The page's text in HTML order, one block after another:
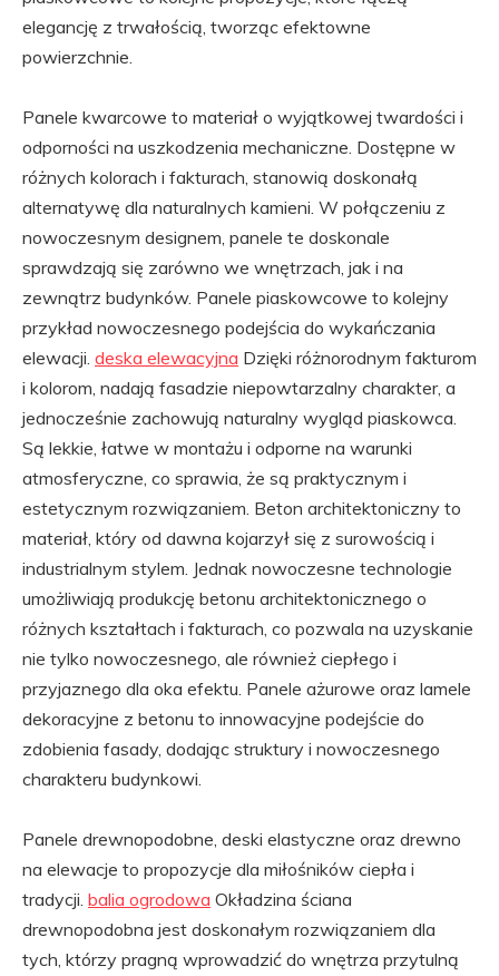
elegancję z trwałością, tworząc efektowne
powierzchnie.
Panele kwarcowe to materiał o wyjątkowej twardości i
odporności na uszkodzenia mechaniczne. Dostępne w
różnych kolorach i fakturach, stanowią doskonałą
alternatywę dla naturalnych kamieni. W połączeniu z
nowoczesnym designem, panele te doskonale
sprawdzają się zarówno we wnętrzach, jak i na
zewnątrz budynków. Panele piaskowcowe to kolejny
przykład nowoczesnego podejścia do wykańczania
elewacji. deska elewacyjna Dzięki różnorodnym fakturom
i kolorom, nadają fasadzie niepowtarzalny charakter, a
jednocześnie zachowują naturalny wygląd piaskowca.
Są lekkie, łatwe w montażu i odporne na warunki
atmosferyczne, co sprawia, że są praktycznym i
estetycznym rozwiązaniem. Beton architektoniczny to
materiał, który od dawna kojarzył się z surowością i
industrialnym stylem. Jednak nowoczesne technologie
umożliwiają produkcję betonu architektonicznego o
różnych kształtach i fakturach, co pozwala na uzyskanie
nie tylko nowoczesnego, ale również ciepłego i
przyjaznego dla oka efektu. Panele ażurowe oraz lamele
dekoracyjne z betonu to innowacyjne podejście do
zdobienia fasady, dodając struktury i nowoczesnego
charakteru budynkowi.
Panele drewnopodobne, deski elastyczne oraz drewno
na elewacje to propozycje dla miłośników ciepła i
tradycji. balia ogrodowa Okładzina ściana
drewnopodobna jest doskonałym rozwiązaniem dla
tych, którzy pragną wprowadzić do wnętrza przytulną